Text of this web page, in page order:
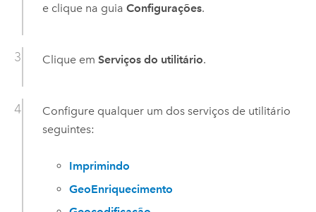
e clique na guia Configurações.
Clique em Serviços do utilitário.
Configure qualquer um dos serviços de utilitário
seguintes:
Imprimindo
GeoEnriquecimento